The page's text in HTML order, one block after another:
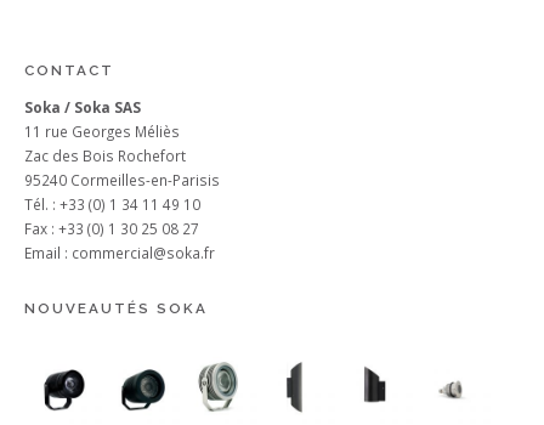
CONTACT
Soka / Soka SAS
11 rue Georges Méliès
Zac des Bois Rochefort
95240 Cormeilles-en-Parisis
Tél. : +33 (0) 1 34 11 49 10
Fax : +33 (0) 1 30 25 08 27
Email : commercial@soka.fr
NOUVEAUTÉS SOKA